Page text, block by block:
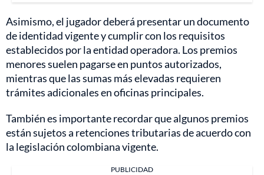
Asimismo, el jugador deberá presentar un documento
de identidad vigente y cumplir con los requisitos
establecidos por la entidad operadora. Los premios
menores suelen pagarse en puntos autorizados,
mientras que las sumas más elevadas requieren
trámites adicionales en oficinas principales.
También es importante recordar que algunos premios
están sujetos a retenciones tributarias de acuerdo con
la legislación colombiana vigente.
PUBLICIDAD